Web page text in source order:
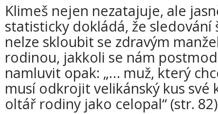
Klimeš nejen nezatajuje, ale
statisticky dokládá, že sledování
nelze skloubit se zdravým
rodinou, jakkoli se nám
namluvit opak: „… muž, který
musí odkrojit velikánský kus své
oltář rodiny jako celopal“ (str.